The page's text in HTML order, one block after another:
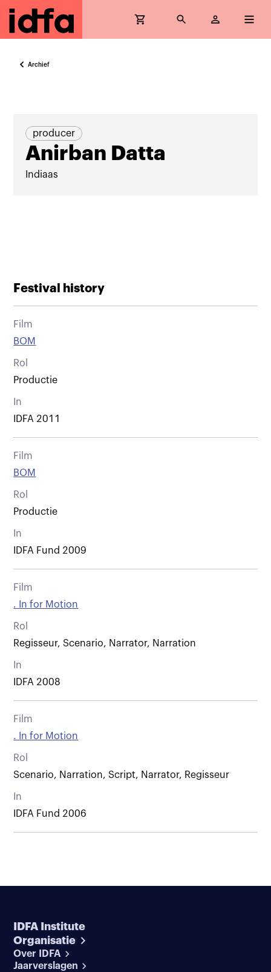
Archief
producer
Anirban Datta
Indiaas
Festival history
Film
BOM
Rol
Productie
In
IDFA 2011
Film
BOM
Rol
Productie
In
IDFA Fund 2009
Film
. In for Motion
Rol
Regisseur, Scenario, Narrator, Narration
In
IDFA 2008
Film
. In for Motion
Rol
Scenario, Narration, Script, Narrator, Regisseur
In
IDFA Fund 2006
IDFA Institute
Organisatie
Over IDFA
Jaarverslagen